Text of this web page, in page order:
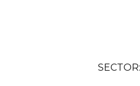
SECTOR: